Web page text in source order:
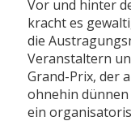
Vor und hinter
kracht es
die
Veranstaltern
Grand-Prix, der
ohnehin
ein